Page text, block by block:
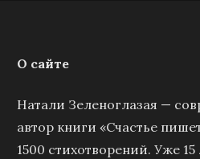
О сайте
Натали Зеленоглазая —
автор книги «Счастье
1500 стихотворений. Уже